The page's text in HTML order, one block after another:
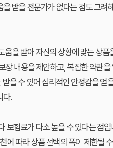
받을 전문가가 없다는 점도 고려
을 받아 자신의 상황에 맞는 상
장 내용을 제안하고, 복잡한 약관
을 수 있어 심리적인 안정감을 얻
다.
보험료가 다소 높을 수 있다는 점
에 따라 상품 선택의 폭이 제한될